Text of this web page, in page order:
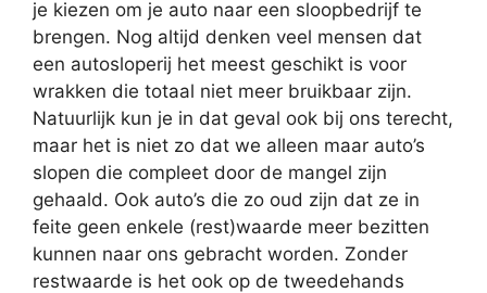
je kiezen om je auto naar een sloopbedrijf te
brengen. Nog altijd denken veel mensen dat
een autosloperij het meest geschikt is voor
wrakken die totaal niet meer bruikbaar zijn.
Natuurlijk kun je in dat geval ook bij ons terecht,
maar het is niet zo dat we alleen maar auto’s
slopen die compleet door de mangel zijn
gehaald. Ook auto’s die zo oud zijn dat ze in
feite geen enkele (rest)waarde meer bezitten
kunnen naar ons gebracht worden. Zonder
restwaarde is het ook op de tweedehands